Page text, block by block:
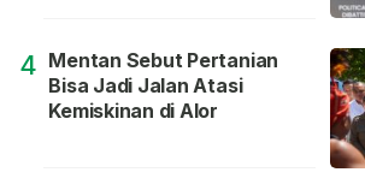
4 Mentan Sebut Pertanian
Bisa Jadi Jalan Atasi
Kemiskinan di Alor